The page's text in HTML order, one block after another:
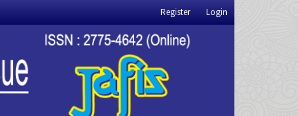
Register Login